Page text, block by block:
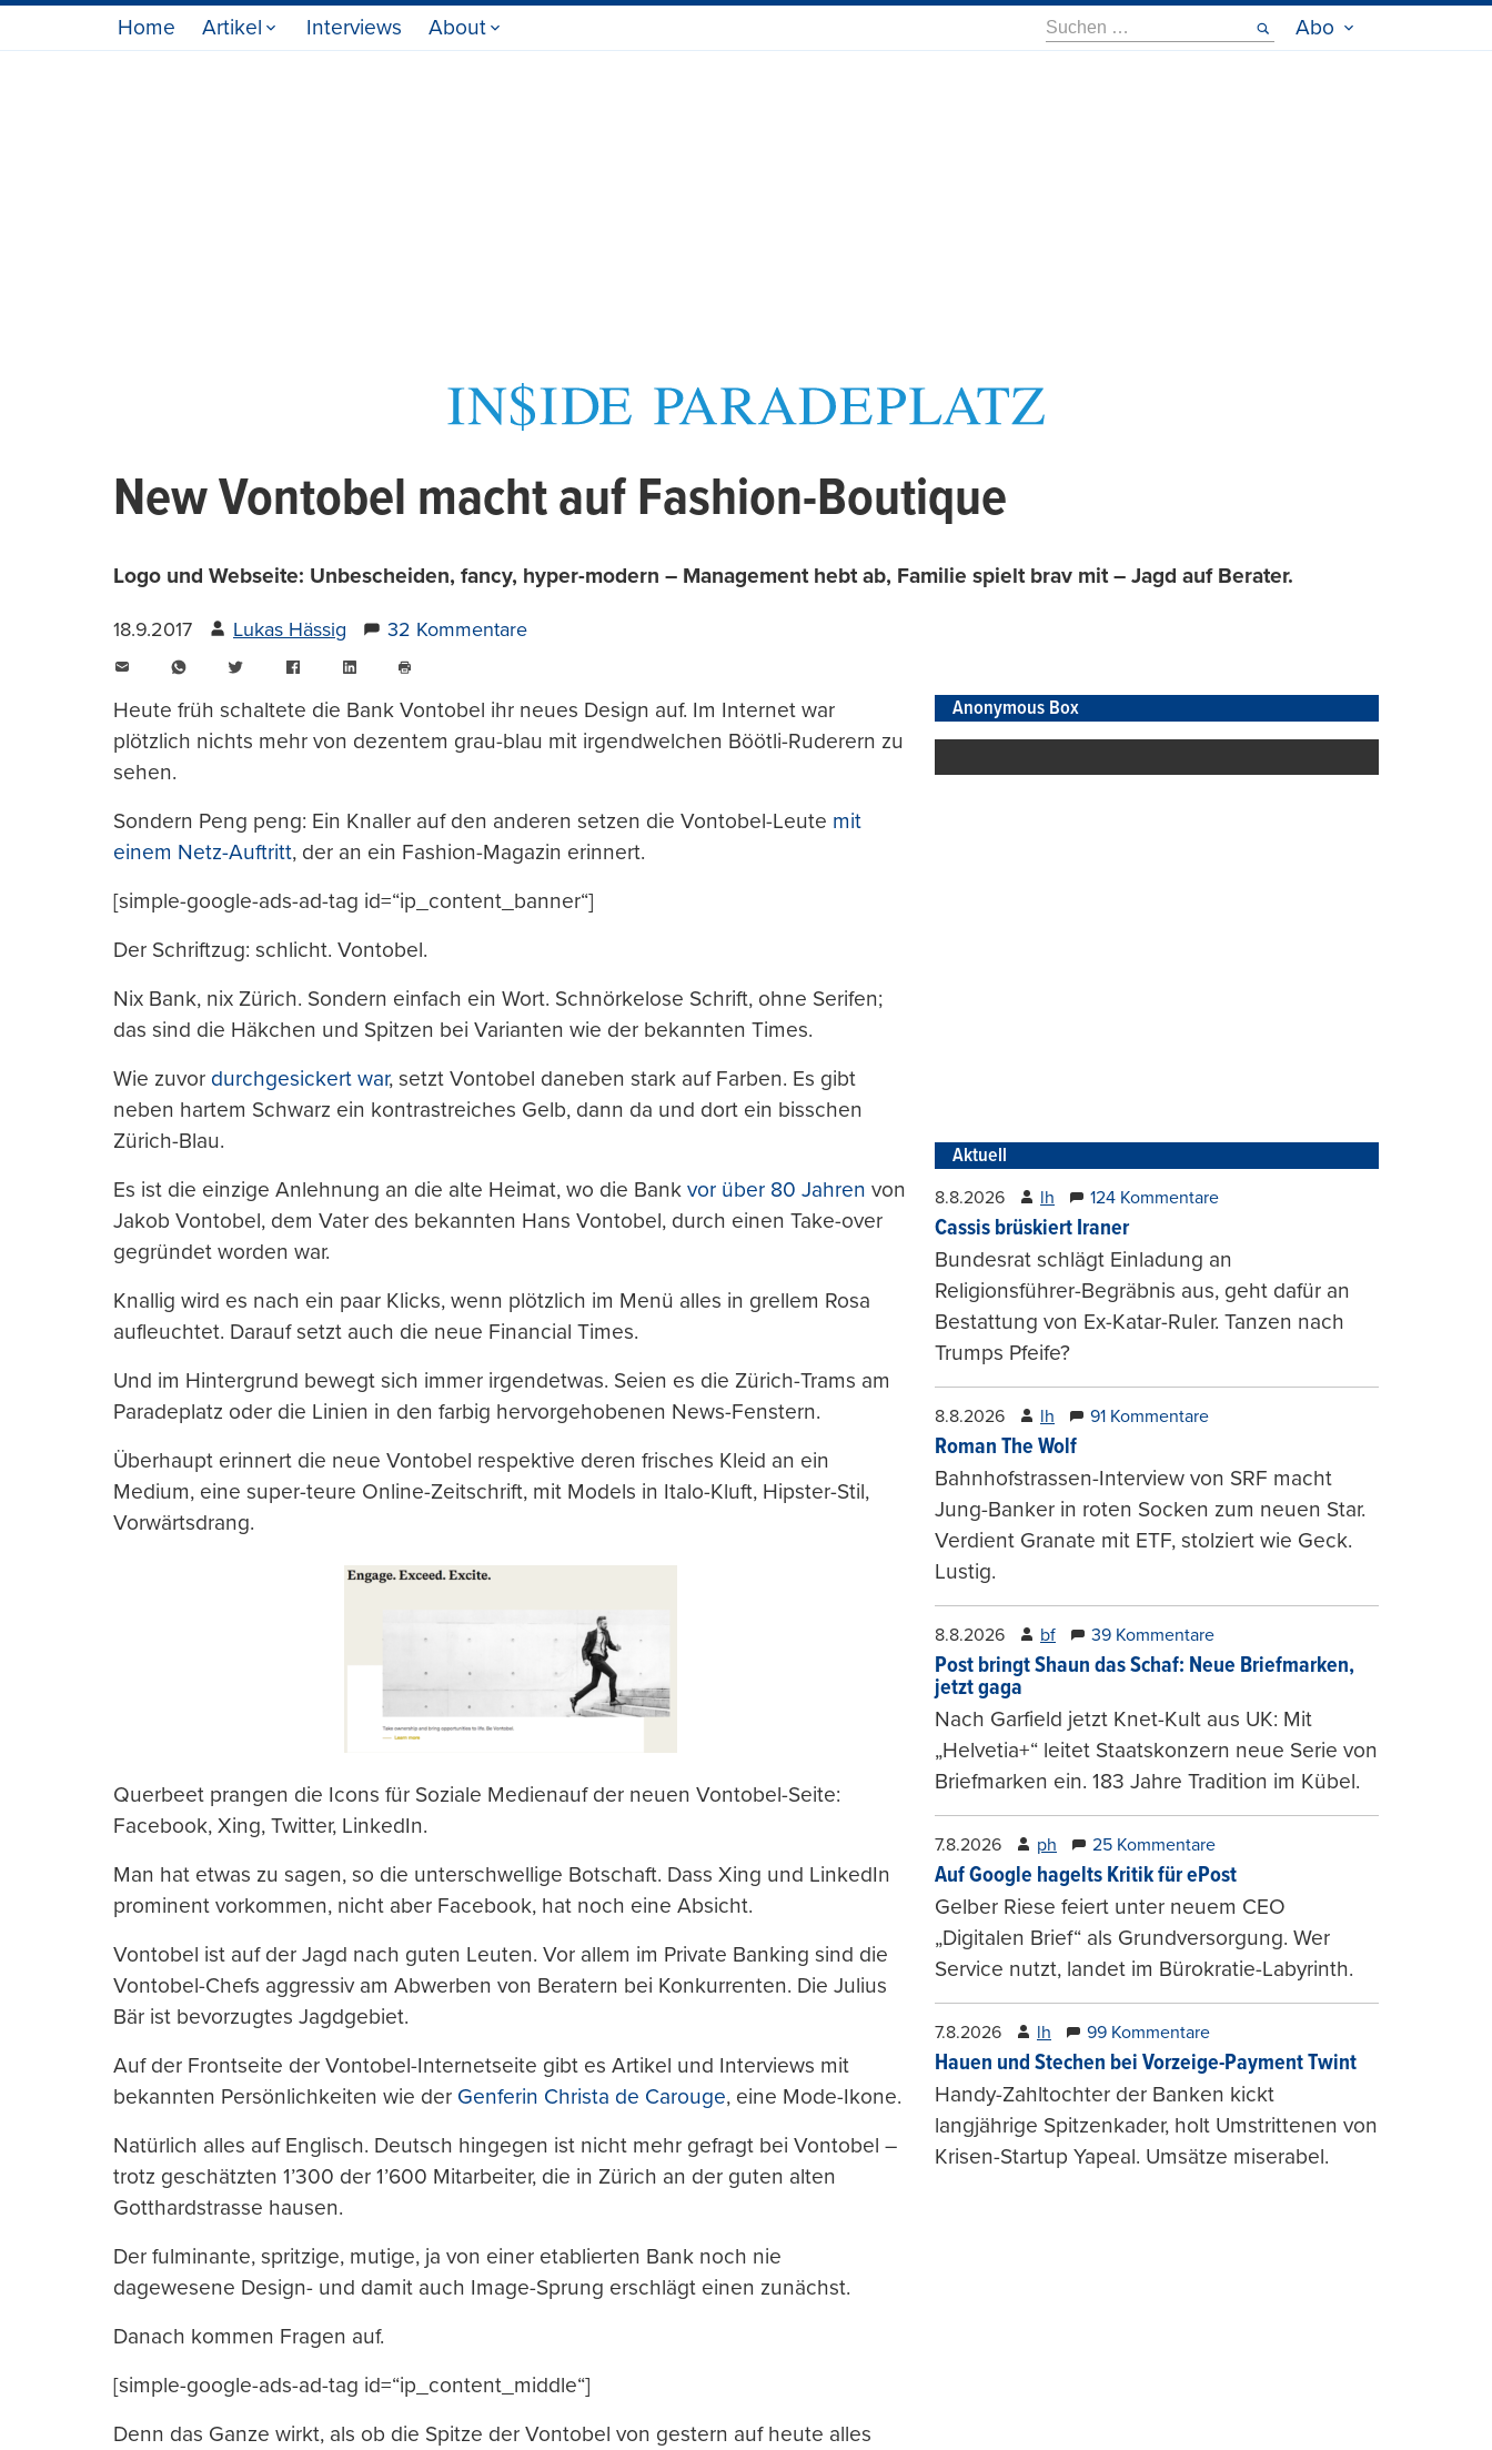
Home Artikel Interviews About
Suche
nach:
Abo
New Vontobel macht auf Fashion-Boutique
Logo und Webseite: Unbescheiden, fancy, hyper-modern – Management hebt ab, Familie spielt brav mit – Jagd auf Berater.
18.9.2017 Lukas Hässig 32 Kommentare
WhatsAppTwitter FacebookLinkedIn
drucken
Heute früh schaltete die Bank Vontobel ihr neues Design auf. Im Internet war
plötzlich nichts mehr von dezentem grau-blau mit irgendwelchen Böötli-Ruderern zu
sehen.
Sondern Peng peng: Ein Knaller auf den anderen setzen die Vontobel-Leute mit
einem Netz-Auftritt, der an ein Fashion-Magazin erinnert.
[simple-google-ads-ad-tag id=“ip_content_banner“]
Der Schriftzug: schlicht. Vontobel.
Nix Bank, nix Zürich. Sondern einfach ein Wort. Schnörkelose Schrift, ohne Serifen;
das sind die Häkchen und Spitzen bei Varianten wie der bekannten Times.
Wie zuvor durchgesickert war, setzt Vontobel daneben stark auf Farben. Es gibt
neben hartem Schwarz ein kontrastreiches Gelb, dann da und dort ein bisschen
Zürich-Blau.
Es ist die einzige Anlehnung an die alte Heimat, wo die Bank vor über 80 Jahren von
Jakob Vontobel, dem Vater des bekannten Hans Vontobel, durch einen Take-over
gegründet worden war.
Knallig wird es nach ein paar Klicks, wenn plötzlich im Menü alles in grellem Rosa
aufleuchtet. Darauf setzt auch die neue Financial Times.
Und im Hintergrund bewegt sich immer irgendetwas. Seien es die Zürich-Trams am
Paradeplatz oder die Linien in den farbig hervorgehobenen News-Fenstern.
Überhaupt erinnert die neue Vontobel respektive deren frisches Kleid an ein
Medium, eine super-teure Online-Zeitschrift, mit Models in Italo-Kluft, Hipster-Stil,
Vorwärtsdrang.
Querbeet prangen die Icons für Soziale Medienauf der neuen Vontobel-Seite:
Facebook, Xing, Twitter, LinkedIn.
Man hat etwas zu sagen, so die unterschwellige Botschaft. Dass Xing und LinkedIn
prominent vorkommen, nicht aber Facebook, hat noch eine Absicht.
Vontobel ist auf der Jagd nach guten Leuten. Vor allem im Private Banking sind die
Vontobel-Chefs aggressiv am Abwerben von Beratern bei Konkurrenten. Die Julius
Bär ist bevorzugtes Jagdgebiet.
Auf der Frontseite der Vontobel-Internetseite gibt es Artikel und Interviews mit
bekannten Persönlichkeiten wie der Genferin Christa de Carouge, eine Mode-Ikone.
Natürlich alles auf Englisch. Deutsch hingegen ist nicht mehr gefragt bei Vontobel –
trotz geschätzten 1’300 der 1’600 Mitarbeiter, die in Zürich an der guten alten
Gotthardstrasse hausen.
Der fulminante, spritzige, mutige, ja von einer etablierten Bank noch nie
dagewesene Design- und damit auch Image-Sprung erschlägt einen zunächst.
Danach kommen Fragen auf.
[simple-google-ads-ad-tag id=“ip_content_middle“]
Denn das Ganze wirkt, als ob die Spitze der Vontobel von gestern auf heute alles
Anonymous Box
Aktuell
8.8.2026 lh 124 Kommentare
Cassis brüskiert Iraner
Bundesrat schlägt Einladung an
Religionsführer-Begräbnis aus, geht dafür an
Bestattung von Ex-Katar-Ruler. Tanzen nach
Trumps Pfeife?
8.8.2026 lh 91 Kommentare
Roman The Wolf
Bahnhofstrassen-Interview von SRF macht
Jung-Banker in roten Socken zum neuen Star.
Verdient Granate mit ETF, stolziert wie Geck.
Lustig.
8.8.2026 bf 39 Kommentare
Post bringt Shaun das Schaf: Neue Briefmarken,
jetzt gaga
Nach Garfield jetzt Knet-Kult aus UK: Mit
„Helvetia+“ leitet Staatskonzern neue Serie von
Briefmarken ein. 183 Jahre Tradition im Kübel.
7.8.2026 ph 25 Kommentare
Auf Google hagelts Kritik für ePost
Gelber Riese feiert unter neuem CEO
„Digitalen Brief“ als Grundversorgung. Wer
Service nutzt, landet im Bürokratie-Labyrinth.
7.8.2026 lh 99 Kommentare
Hauen und Stechen bei Vorzeige-Payment Twint
Handy-Zahltochter der Banken kickt
langjährige Spitzenkader, holt Umstrittenen von
Krisen-Startup Yapeal. Umsätze miserabel.